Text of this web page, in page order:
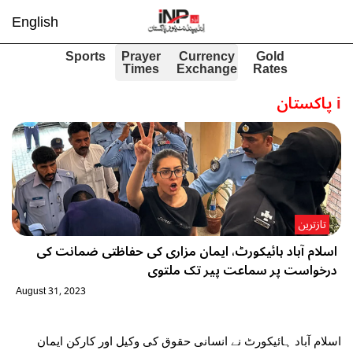
English
Gold
Rates
Currency
Exchange
Prayer
Times
Sports
iپاکستان
اسلام آباد ہائیکورٹ، ایمان مزاری کی حفاظتی ضمانت کی
درخواست پر سماعت پیر تک ملتوی
تازترین
August 31, 2023
اسلام آباد ہائیکورٹ نے انسانی حقوق کی وکیل اور کارکن ایمان